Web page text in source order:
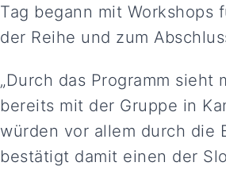
Tag begann mit
der Reihe und zum
„Durch das Programm sieht
bereits mit der Gruppe in
würden vor allem durch die
bestätigt damit einen der